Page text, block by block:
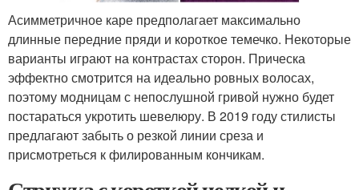
Асимметричное каре предполагает максимально
длинные передние пряди и короткое темечко. Некоторые
варианты играют на контрастах сторон. Прическа
эффектно смотрится на идеально ровных волосах,
поэтому модницам с непослушной гривой нужно будет
постараться укротить шевелюру. В 2019 году стилисты
предлагают забыть о резкой линии среза и
присмотреться к филированным кончикам.